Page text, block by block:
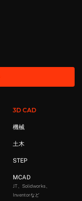
3D CAD
機械
土木
STEP
MCAD
JT、Solidworks、
Inventorなど